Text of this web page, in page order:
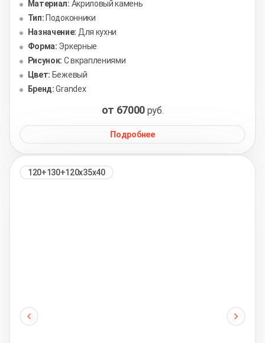
Материал: Акриловый камень
Тип: Подоконники
Назначение: Для кухни
Форма: Эркерные
Рисунок: С вкраплениями
Цвет: Бежевый
Бренд: Grandex
от 67000 руб.
Подробнее
120+130+120х35х40